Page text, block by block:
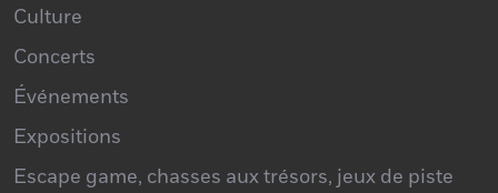
Culture
Concerts
Événements
Expositions
Escape game, chasses aux trésors, jeux de piste